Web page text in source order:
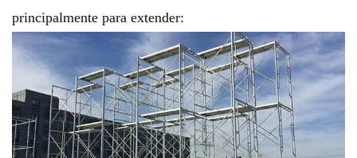
principalmente para extender: